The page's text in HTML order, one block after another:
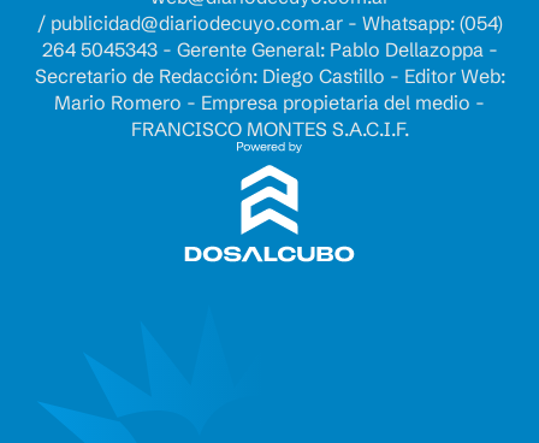
/ publicidad@diariodecuyo.com.ar- Whatsapp: (054)
264 5045343 - Gerente General: Pablo Dellazoppa -
Secretario de Redacción: Diego Castillo - Editor Web:
Mario Romero - Empresa propietaria del medio -
FRANCISCO MONTES S.A.C.I.F.